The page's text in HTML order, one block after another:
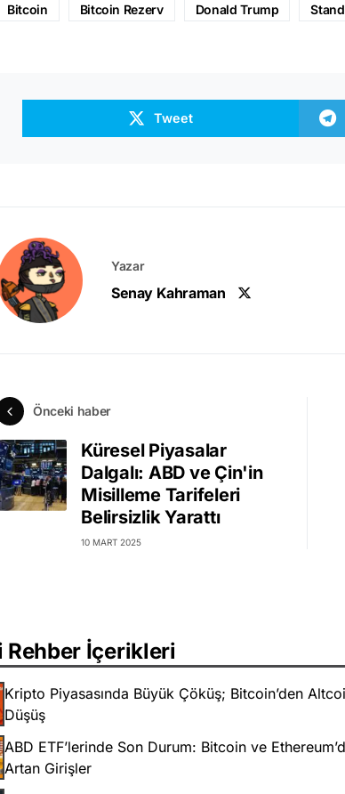
Bitcoin Bitcoin Rezerv Donald Trump
Tweet
Yazar
Senay Kahraman
Önceki haber
Küresel Piyasalar
Dalgalı: ABD ve Çin'in
Misilleme Tarifeleri
Belirsizlik Yarattı
10 MART 2025
Rehber İçerikleri
Kripto Piyasasında Büyük Çöküş; Bitcoin’den
Düşüş
ABD ETF’lerinde Son Durum: Bitcoin ve
Artan Girişler